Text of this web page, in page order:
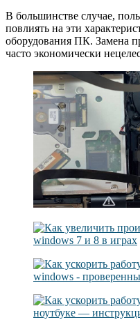
В большинстве случае,
повлиять на эти
оборудования ПК. Замена
часто экономически